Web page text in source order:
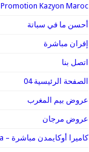
Promotion Kazyon Maroc
أحسن ما في سباتة
إفران مباشرة
اتصل بنا
الصفحة الرئيسية 04
عروض بيم المغرب
عروض مرجان
كاميرا أوكايمدن مباشرة – Oukaimeden Live Camera